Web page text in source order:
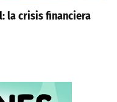
la crisis financiera